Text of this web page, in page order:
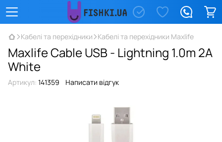
Кабелі та перехідники Кабелі та перехідники Maxlife
Maxlife Сable USB - Lightning 1.0m 2A
White
Артикул: 141359 Написати відгук